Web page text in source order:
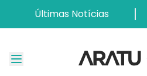
Últimas Notícias